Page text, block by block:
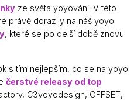
ze světa yoyování! V této
právě dorazily na náš yoyo
, které se po delší době znovu
s tím nejlepším, co se na yoyo
čerstvé releasy od top
C3yoyodesign, OFFSET,